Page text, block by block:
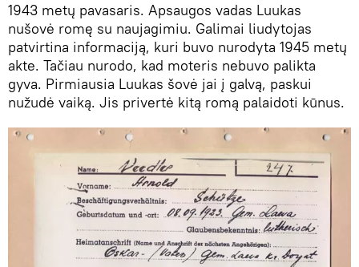
1943 metų pavasaris. Apsaugos vadas Luukas
nušovė romę su naujagimiu. Galimai liudytojas
patvirtina informaciją, kuri buvo nurodyta 1945 metų
akte. Tačiau nurodo, kad moteris nebuvo palikta
gyva. Pirmiausia Luukas šovė jai į galvą, paskui
nužudė vaiką. Jis privertė kitą romą palaidoti kūnus.